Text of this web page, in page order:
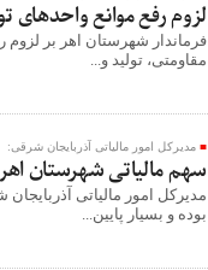
لزوم رفع موانع واحدهای
فرماندار شهرستان اهر بر لزوم
مقاومتی، تولید و...
مدیرکل امور مالیاتی آذربایجان شرقی:
سهم مالیاتی شهرستان
بوده و بسیار پایین‌...